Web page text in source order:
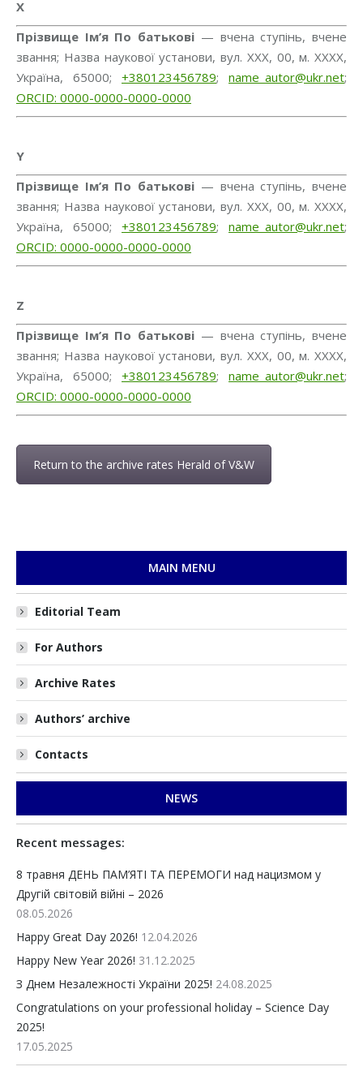
X
Прізвище Ім’я По батькові — вчена ступінь, вчене
звання; Назва наукової установи, вул. ХХХ, 00, м. ХХХХ,
Україна, 65000; +380123456789; name_autor@ukr.net;
ORCID: 0000-0000-0000-0000
Y
Прізвище Ім’я По батькові — вчена ступінь, вчене
звання; Назва наукової установи, вул. ХХХ, 00, м. ХХХХ,
Україна, 65000; +380123456789; name_autor@ukr.net;
ORCID: 0000-0000-0000-0000
Z
Прізвище Ім’я По батькові — вчена ступінь, вчене
звання; Назва наукової установи, вул. ХХХ, 00, м. ХХХХ,
Україна, 65000; +380123456789; name_autor@ukr.net;
ORCID: 0000-0000-0000-0000
Return to the archive rates Herald of V&W
MAIN MENU
Editorial Team
For Authors
Archive Rates
Authors’ archive
Contacts
NEWS
Recent messages:
8 травня ДЕНЬ ПАМ’ЯТІ ТА ПЕРЕМОГИ над нацизмом у
Другій світовій війні – 2026
08.05.2026
Happy Great Day 2026! 12.04.2026
Happy New Year 2026! 31.12.2025
З Днем Незалежності України 2025! 24.08.2025
Congratulations on your professional holiday – Science Day
2025!
17.05.2025